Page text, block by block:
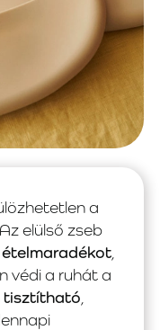
a
elülső zseb
védi a ruhát a
tisztítható